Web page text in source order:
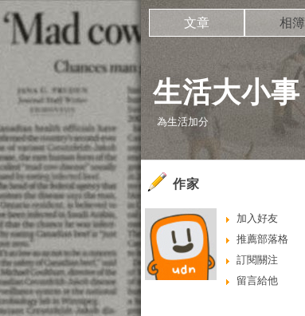
生活大小事
為生活加分
文章 相簿
作家
加入好友
推薦部落格
訂閱關注
留言給他